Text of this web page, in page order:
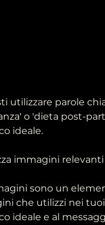
o 'dieta post-
ideale.
immagini relevanti
sono un
che utilizzi nei
ideale e al